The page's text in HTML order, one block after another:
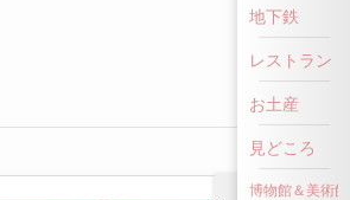
地下鉄
レストラン
お土産
見どころ
博物館＆美術館